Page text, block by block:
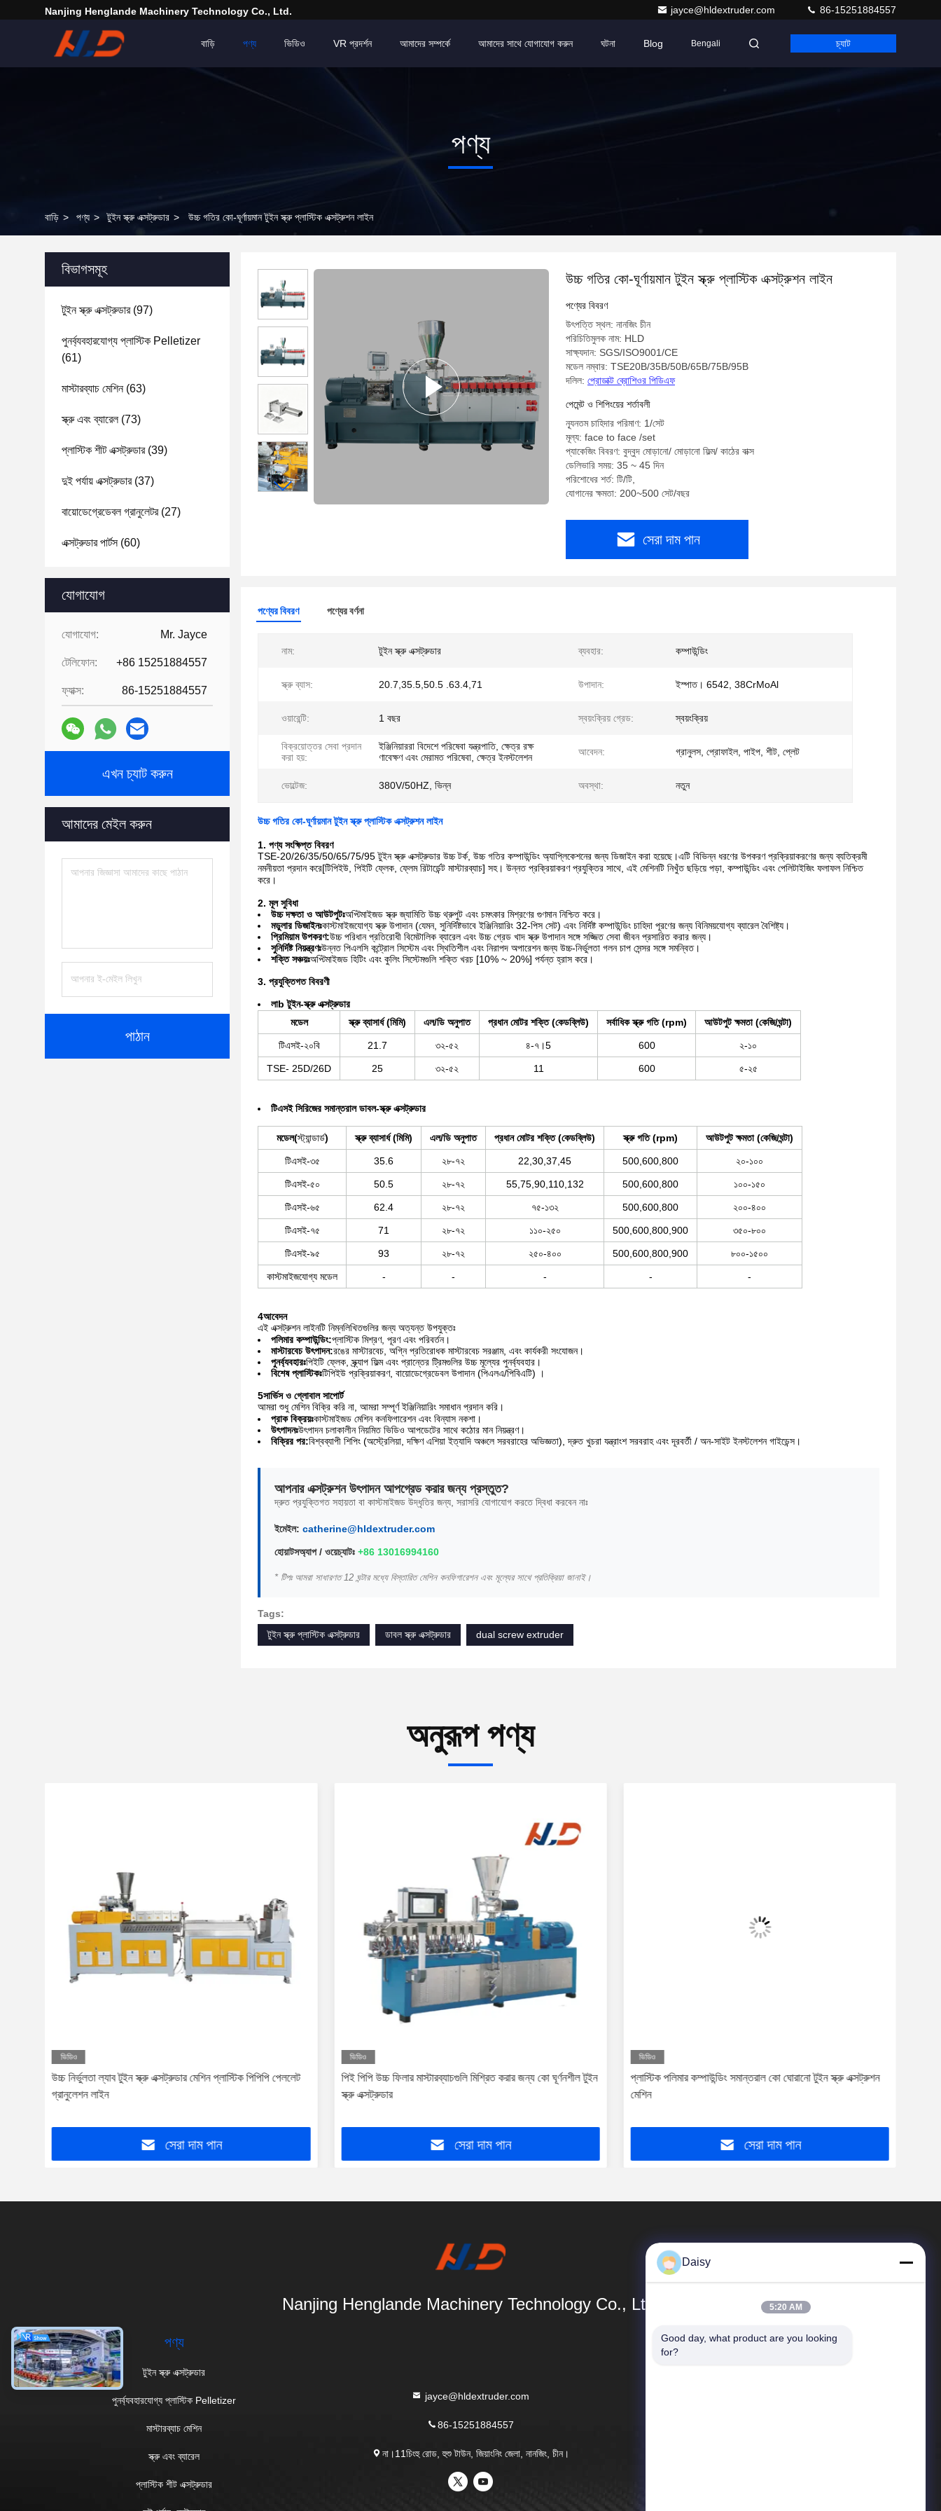
Nanjing Henglande Machinery Technology Co., Ltd. jayce@hldextruder.com 86-15251884557
বাড়ি পণ্য ভিডিও VR প্রদর্শন আমাদের সম্পর্কে আমাদের সাথে যোগাযোগ করুন ঘটনা Blog Bengali চ্যাট
পণ্য
বাড়ি > পণ্য > টুইন স্ক্রু এক্সট্রুডার > উচ্চ গতির কো-ঘূর্ণায়মান টুইন স্ক্রু প্লাস্টিক এক্সট্রুশন লাইন
বিভাগসমূহ
টুইন স্ক্রু এক্সট্রুডার(97)
পুনর্ব্যবহারযোগ্য প্লাস্টিক Pelletizer
(61)
মাস্টারব্যাচ মেশিন(63)
স্ক্রু এবং ব্যারেল(73)
প্লাস্টিক শীট এক্সট্রুডার(39)
দুই পর্যায় এক্সট্রুডার(37)
বায়োডেগ্রেডেবল গ্রানুলেটর(27)
এক্সট্রুডার পার্টস(60)
যোগাযোগ
যোগাযোগ: Mr. Jayce
টেলিফোন: +86 15251884557
ফ্যাক্স: 86-15251884557
এখন চ্যাট করুন
আমাদের মেইল করুন
পাঠান
উচ্চ গতির কো-ঘূর্ণায়মান টুইন স্ক্রু প্লাস্টিক এক্সট্রুশন লাইন
পণ্যের বিবরণ
উৎপত্তি স্থল: নানজিং চীন
পরিচিতিমুলক নাম: HLD
সাক্ষ্যদান: SGS/ISO9001/CE
মডেল নম্বার: TSE20B/35B/50B/65B/75B/95B
দলিল: প্রোডাক্ট ব্রোশিওর পিডিএফ
পেমেন্ট ও শিপিংয়ের শর্তাবলী
ন্যূনতম চাহিদার পরিমাণ: 1/সেট
মূল্য: face to face /set
প্যাকেজিং বিবরণ: বুদ্বুদ মোড়ানো/ মোড়ানো ফিল্ম/ কাঠের বাক্স
ডেলিভারি সময়: 35 ~ 45 দিন
পরিশোধের শর্ত: টি/টি,
যোগানের ক্ষমতা: 200~500 সেট/বছর
সেরা দাম পান
পণ্যের বিবরণ পণ্যের বর্ণনা
নাম: টুইন স্ক্রু এক্সট্রুডার ব্যবহার: কম্পাউন্ডিং
স্ক্রু ব্যাস: 20.7,35.5,50.5 .63.4,71 উপাদান: ইস্পাত। 6542, 38CrMoAl
ওয়ারেন্টি: 1 বছর স্বয়ংক্রিয় গ্রেড: স্বয়ংক্রিয়
বিক্রয়োত্তর সেবা প্রদান
করা হয়:
ইঞ্জিনিয়াররা বিদেশে পরিষেবা যন্ত্রপাতি, ক্ষেত্র রক্ষ
ণাবেক্ষণ এবং মেরামত পরিষেবা, ক্ষেত্র ইনস্টলেশন
আবেদন: গ্রানুলস, প্রোফাইল, পাইপ, শীট, প্লেট
ভোল্টেজ: 380V/50HZ, ভিন্ন অবস্থা: নতুন
উচ্চ গতির কো-ঘূর্ণায়মান টুইন স্ক্রু প্লাস্টিক এক্সট্রুশন লাইন
1. পণ্য সংক্ষিপ্ত বিবরণ
TSE-20/26/35/50/65/75/95 টুইন স্ক্রু এক্সট্রুডার উচ্চ টর্ক, উচ্চ গতির কম্পাউন্ডিং অ্যাপ্লিকেশনের জন্য ডিজাইন করা হয়েছে।এটি বিভিন্ন ধরণের উপকরণ প্রক্রিয়াকরণের জন্য ব্যতিক্রমী
নমনীয়তা প্রদান করে[টিপিইউ, পিইটি ফ্লেক, ফ্লেম রিটার্ডেন্ট মাস্টারব্যাচ] সহ। উন্নত প্রক্রিয়াকরণ প্রযুক্তির সাথে, এই মেশিনটি নিখুঁত ছড়িয়ে পড়া, কম্পাউন্ডিং এবং পেলিটাইজিং ফলাফল নিশ্চিত
করে।
2. মূল সুবিধা
উচ্চ দক্ষতা ও আউটপুটঃঅপ্টিমাইজড স্ক্রু জ্যামিতি উচ্চ থ্রুপুট এবং চমৎকার মিশ্রণের গুণমান নিশ্চিত করে।
মডুলার ডিজাইনঃকাস্টমাইজযোগ্য স্ক্রু উপাদান (যেমন, সুনির্দিষ্টভাবে ইঞ্জিনিয়ারিং 32-পিস সেট) এবং নির্দিষ্ট কম্পাউন্ডিং চাহিদা পূরণের জন্য বিনিময়যোগ্য ব্যারেল বৈশিষ্ট্য।
প্রিমিয়াম উপকরণ:উচ্চ পরিধান প্রতিরোধী বিমেটালিক ব্যারেল এবং উচ্চ গ্রেড খাদ স্ক্রু উপাদান সঙ্গে সজ্জিত সেবা জীবন প্রসারিত করার জন্য।
সুনির্দিষ্ট নিয়ন্ত্রণঃউন্নত পিএলসি কন্ট্রোল সিস্টেম এবং স্থিতিশীল এবং নিরাপদ অপারেশন জন্য উচ্চ-নির্ভুলতা গলন চাপ সেন্সর সঙ্গে সমন্বিত।
শক্তি সঞ্চয়ঃঅপ্টিমাইজড হিটিং এবং কুলিং সিস্টেমগুলি শক্তি খরচ [10% ~ 20%] পর্যন্ত হ্রাস করে।
3. প্রযুক্তিগত বিবরণী
লাb টুইন-স্ক্রু এক্সট্রুডার
মডেল
স্ক্রু ব্যাসার্ধ (মিমি) এল/ডি অনুপাত প্রধান মোটর শক্তি (কেডব্লিউ) সর্বাধিক স্ক্রু গতি (rpm) আউটপুট ক্ষমতা (কেজি/ঘন্টা)
টিএসই-২০বি 21.7 ৩২-৫২ ৪-৭।5 600 ২-১০
TSE- 25D/26D 25 ৩২-৫২ 11 600 ৫-২৫
টিএসই সিরিজের সমান্তরাল ডাবল-স্ক্রু এক্সট্রুডার
মডেল(স্ট্যান্ডার্ড) স্ক্রু ব্যাসার্ধ (মিমি) এল/ডি অনুপাত প্রধান মোটর শক্তি (কেডব্লিউ) স্ক্রু গতি (rpm) আউটপুট ক্ষমতা (কেজি/ঘন্টা)
টিএসই-৩৫ 35.6 ২৮-৭২ 22,30,37,45 500,600,800 ২০-১০০
টিএসই-৫০ 50.5 ২৮-৭২ 55,75,90,110,132 500,600,800 ১০০-১৫০
টিএসই-৬৫ 62.4 ২৮-৭২ ৭৫-১৩২ 500,600,800 ২০০-৪০০
টিএসই-৭৫ 71 ২৮-৭২ ১১০-২৫০ 500,600,800,900 ৩৫০-৮০০
টিএসই-৯৫ 93 ২৮-৭২ ২৫০-৪০০ 500,600,800,900 ৮০০-১৫০০
কাস্টমাইজযোগ্য মডেল - - - - -
4আবেদন
এই এক্সট্রুশন লাইনটি নিম্নলিখিতগুলির জন্য অত্যন্ত উপযুক্তঃ
পলিমার কম্পাউন্ডিং:প্লাস্টিক মিশ্রণ, পূরণ এবং পরিবর্তন।
মাস্টারবেচ উৎপাদন:রঙের মাস্টারবেচ, অগ্নি প্রতিরোধক মাস্টারবেচ সরঞ্জাম, এবং কার্যকরী সংযোজন।
পুনর্ব্যবহারঃপিইটি ফ্লেক, স্ক্র্যাপ ফিল্ম এবং প্রান্তের ট্রিমগুলির উচ্চ মূল্যের পুনর্ব্যবহার।
বিশেষ প্লাস্টিকঃটিপিইউ প্রক্রিয়াকরণ, বায়োডেগ্রেডেবল উপাদান (পিএলএ/পিবিএটি) ।
5সার্ভিস ও গ্লোবাল সাপোর্ট
আমরা শুধু মেশিন বিক্রি করি না, আমরা সম্পূর্ণ ইঞ্জিনিয়ারিং সমাধান প্রদান করি।
প্রাক বিক্রয়ঃকাস্টমাইজড মেশিন কনফিগারেশন এবং বিন্যাস নকশা।
উৎপাদনঃউৎপাদন চলাকালীন নিয়মিত ভিডিও আপডেটের সাথে কঠোর মান নিয়ন্ত্রণ।
বিক্রির পর:বিশ্বব্যাপী শিপিং (অস্ট্রেলিয়া, দক্ষিণ এশিয়া ইত্যাদি অঞ্চলে সরবরাহের অভিজ্ঞতা), দ্রুত খুচরা যন্ত্রাংশ সরবরাহ এবং দূরবর্তী / অন-সাইট ইনস্টলেশন গাইডেন্স।
আপনার এক্সট্রুশন উৎপাদন আপগ্রেড করার জন্য প্রস্তুত?
দ্রুত প্রযুক্তিগত সহায়তা বা কাস্টমাইজড উদ্ধৃতির জন্য, সরাসরি যোগাযোগ করতে দ্বিধা করবেন নাঃ
ইমেইল: catherine@hldextruder.com
হোয়াটসঅ্যাপ / ওয়েচ্যাটঃ +86 13016994160
* টিপঃ আমরা সাধারণত 12 ঘন্টার মধ্যে বিস্তারিত মেশিন কনফিগারেশন এবং মূল্যের সাথে প্রতিক্রিয়া জানাই।
Tags:
টুইন স্ক্রু প্লাস্টিক এক্সট্রুডার
ডাবল স্ক্রু এক্সট্রুডার dual screw extruder
অনুরূপ পণ্য
ভিডিও
উচ্চ নির্ভুলতা ল্যাব টুইন স্ক্রু এক্সট্রুডার মেশিন প্লাস্টিক পিপিপি পেললেট
গ্রানুলেশন লাইন
সেরা দাম পান
ভিডিও
পিই পিপি উচ্চ ফিলার মাস্টারব্যাচগুলি মিশ্রিত করার জন্য কো ঘূর্ণনশীল টুইন
স্ক্রু এক্সট্রুডার
সেরা দাম পান
ভিডিও
প্লাস্টিক পলিমার কম্পাউন্ডিং সমান্তরাল কো ঘোরানো টুইন স্ক্রু এক্সট্রুশন
মেশিন
সেরা দাম পান
Nanjing Henglande Machinery Technology Co., Ltd.
পণ্য
টুইন স্ক্রু এক্সট্রুডার
পুনর্ব্যবহারযোগ্য প্লাস্টিক Pelletizer
মাস্টারব্যাচ মেশিন
স্ক্রু এবং ব্যারেল
প্লাস্টিক শীট এক্সট্রুডার
jayce@hldextruder.com
86-15251884557
না।11চিংহু রোড, হুশু টাউন, জিয়াংনিং জেলা, নানজিং, চীন।
দ্রুত লিঙ্ক
Daisy
5:20 AM
Good day, what product are you looking
for?